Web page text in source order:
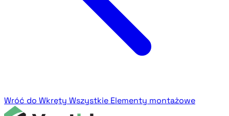
Wróć do Wkręty Wszystkie Elementy montażowe